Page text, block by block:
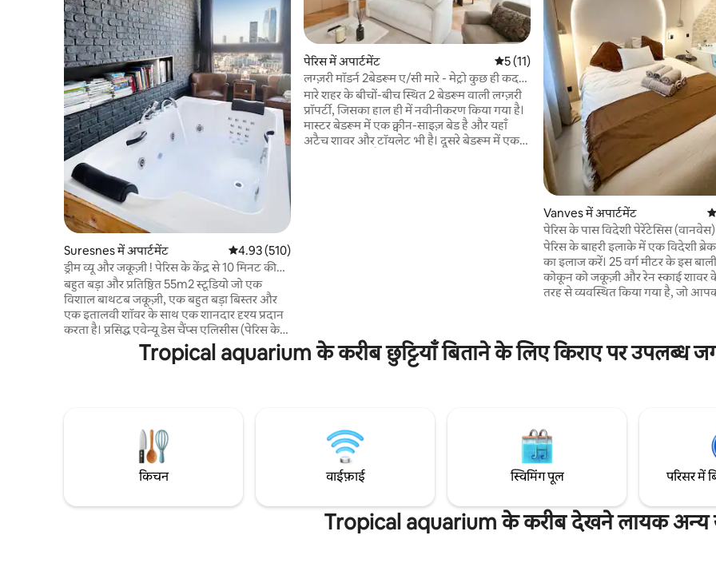
Suresnes में अपार्टमेंट औसत रेटिंग 5 में से 4.93, 510 समीक्षाएँ
4.93 (510)
ड्रीम व्यू और जकूज़ी ! पेरिस के केंद्र से 10 मिनट की
दूरी पर!
बहुत बड़ा और प्रतिष्ठित 55m2 स्टूडियो जो एक
विशाल बाथटब जकूज़ी, एक बहुत बड़ा बिस्तर और
एक इतालवी शॉवर के साथ एक शानदार दृश्य प्रदान
करता है। प्रसिद्ध एवेन्यू डेस चैंप्स एलिसीस (पेरिस के
केंद्र) से एक शांत और सुरक्षित क्षेत्र 10min में स्थित
और स्ट्रॉबेरी की एक अच्छी बोतल के साथ आता है! 🌹
पेरिस में अपार्टमेंट औसत रेटिंग 5 में से 5, 11 समीक्षाएँ
5 (11)
लग्ज़री मॉडर्न 2बेडरूम ए/सी मारे - मेट्रो कुछ ही कदम
दूर
मारे शहर के बीचों-बीच स्थित 2 बेडरूम वाली लग्ज़री
प्रॉपर्टी, जिसका हाल ही में नवीनीकरण किया गया है।
मास्टर बेडरूम में एक क्वीन-साइज़ बेड है और यहाँ
अटैच शावर और टॉयलेट भी है। दूसरे बेडरूम में एक
Vanves में अपार्टमेंट
पेरिस के पास विदेशी पेरेंटेसिस (वानवेस)
पेरिस के बाहरी इलाके में एक विदेशी
का इलाज करें। 25 वर्ग मीटर के इस बाली शैली के
कोकून को जकूज़ी और रेन स्काई शावर
तरह से व्यवस्थित किया गया है, जो
अनुभव के साथ, यह जगह आपको
वास्तविक पल देगी। सजावटी फ़ायरप्लेस, बिल्ट - इन
Tropical aquarium के करीब छुट्टियाँ बिताने के लिए किराए पर उपलब्ध
किचन वाईफ़ाई स्विमिंग पूल परिसर में
Tropical aquarium के करीब देखने लायक अन्य